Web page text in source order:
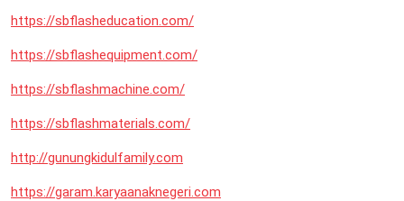
https://sbflasheducation.com/
https://sbflashequipment.com/
https://sbflashmachine.com/
https://sbflashmaterials.com/
http://gunungkidulfamily.com
https://garam.karyaanaknegeri.com